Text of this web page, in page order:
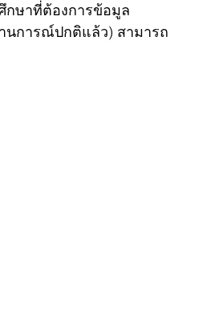
กษาที่ต้องการข้อมูล
การณ์ปกติแล้ว) สามารถ